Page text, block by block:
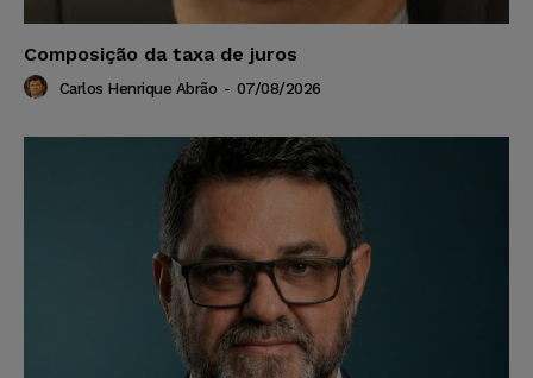
Composição da taxa de juros
Carlos Henrique Abrão - 07/08/2026